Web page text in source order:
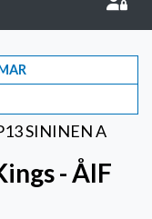
SININEN A
- ÅIF